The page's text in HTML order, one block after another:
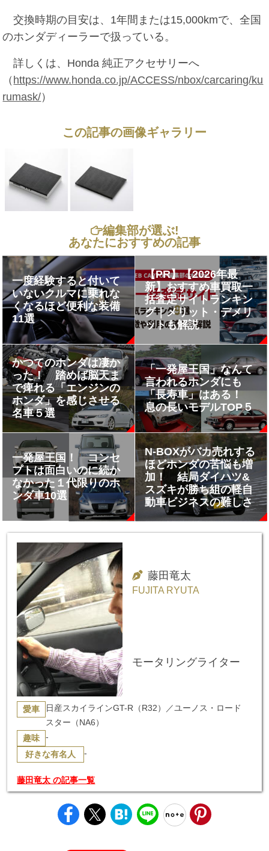
交換時期の目安は、1年間または15,000kmで、全国
のホンダディーラーで扱っている。
詳しくは、Honda 純正アクセサリーへ
（ https://www.honda.co.jp/ACCESS/nbox/carcaring/ku
rumask/）
この記事の画像ギャラリー
編集部が選ぶ!
あなたにおすすめの記事
一度経験すると付いて
いないクルマに乗れな
くなるほど便利な装備
11選
【PR】【2026年最
新】おすすめ車買取一
括査定サイトランキン
グ｜メリット・デメリ
ットも解説
かつてのホンダは凄か
った！ 踏めば脳天ま
で痺れる「エンジンの
ホンダ」を感じさせる
名車５選
「一発屋王国」なんて
言われるホンダにも
「長寿車」はある！
息の長いモデルTOP５
一発屋王国！ コンセ
プトは面白いのに続か
なかった１代限りのホ
ンダ車10選
N-BOXがバカ売れする
ほどホンダの苦悩も増
加！ 結局ダイハツ&
スズキが勝ち組の軽自
動車ビジネスの難しさ
藤田竜太
FUJITA RYUTA
モータリングライター
愛車
日産スカイラインGT-R（R32）／ユーノス・ロード
スター（NA6）
趣味 -
好きな有名人 -
藤田竜太 の記事一覧